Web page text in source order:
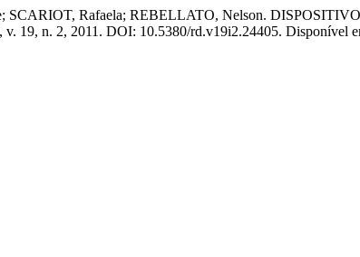
SCARIOT, Rafaela; REBELLATO, Nelson.
, v. 19, n. 2, 2011. DOI: 10.5380/rd.v19i2.24405. Disponível